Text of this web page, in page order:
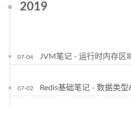
2019
07-04 JVM笔记 - 运行时内存区
07-02 Redis基础笔记 - 数据类